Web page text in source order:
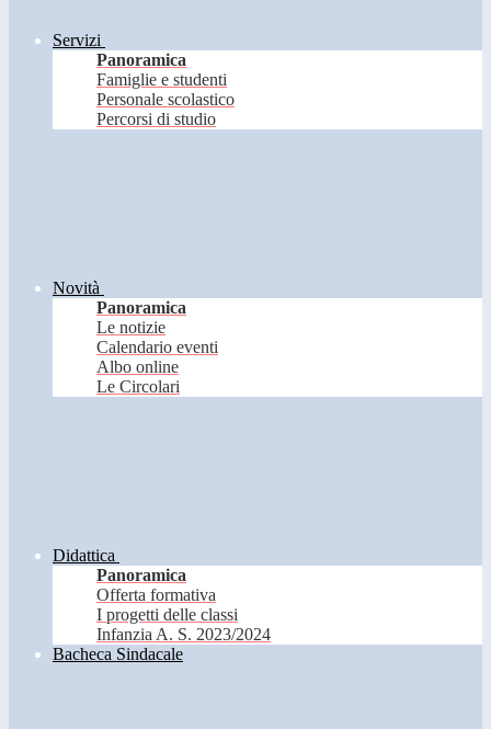
Servizi
Panoramica
Famiglie e studenti
Personale scolastico
Percorsi di studio
Novità
Panoramica
Le notizie
Calendario eventi
Albo online
Le Circolari
Didattica
Panoramica
Offerta formativa
I progetti delle classi
Infanzia A. S. 2023/2024
Bacheca Sindacale